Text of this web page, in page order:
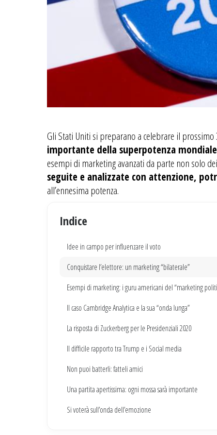
Gli Stati Uniti si preparano a celebrare il
importante della superpotenza mondiale
esempi di marketing avanzati da parte non solo
seguite e analizzate con attenzione,
all’ennesima potenza.
Indice
Idee in campo per influenzare il voto
Conquistare l’elettore: un marketing “bilaterale”
Esempi di marketing: i guru americani del “marketing
Il caso Cambridge Analytica e la sua “onda lunga”
La risposta di Zuckerberg per le Presidenziali 2020
Il difficile rapporto tra Trump e i Social media
Non puoi batterli: fatteli amici
Una partita apertissima: ogni mossa sarà importante
Si voterà sull’onda dell’emozione